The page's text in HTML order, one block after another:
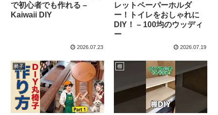
で初心者でも作れる –
Kaiwaii DIY
2026.07.23
レットペーパーホルダ
ー！トイレをおしゃれに
DIY！ – 100均のウッディ
ー
2026.07.19
椅子 棚